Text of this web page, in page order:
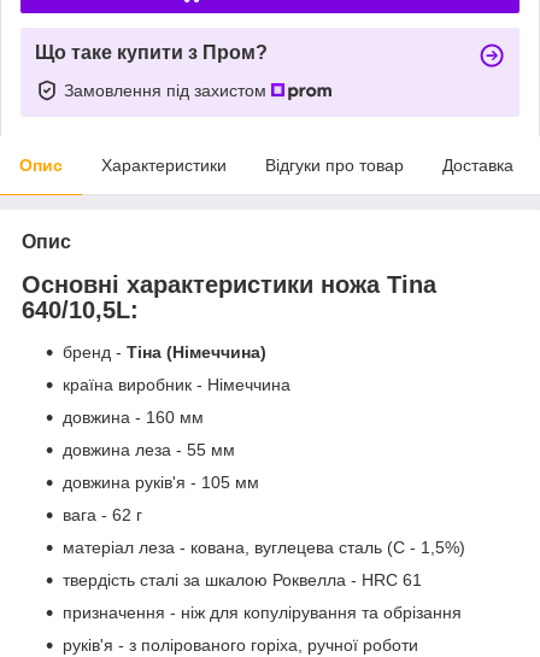
Що таке купити з Пром?
Замовлення під захистом
Опис Характеристики Відгуки про товар Доставка
Опис
Основні характеристики ножа Tina
640/10,5L:
бренд - Тіна (Німеччина)
країна виробник - Німеччина
довжина - 160 мм
довжина леза - 55 мм
довжина руків'я - 105 мм
вага - 62 г
матеріал леза - кована, вуглецева сталь (С - 1,5%)
твердість сталі за шкалою Роквелла - HRC 61
призначення - ніж для копулірування та обрізання
руків'я - з полірованого горіха, ручної роботи